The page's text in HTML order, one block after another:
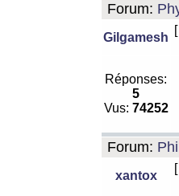
Forum:
Gilgamesh
[
Réponses:
5
Vus: 74252
Forum:
xantox
[